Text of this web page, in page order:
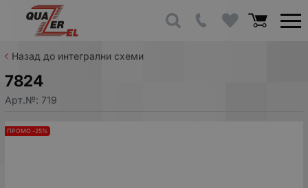
Назад до интегрални схеми
7824
Арт.№: 719
ПРОМО -25%